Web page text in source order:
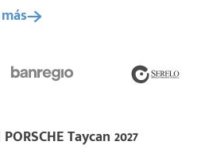
Taycan 2027